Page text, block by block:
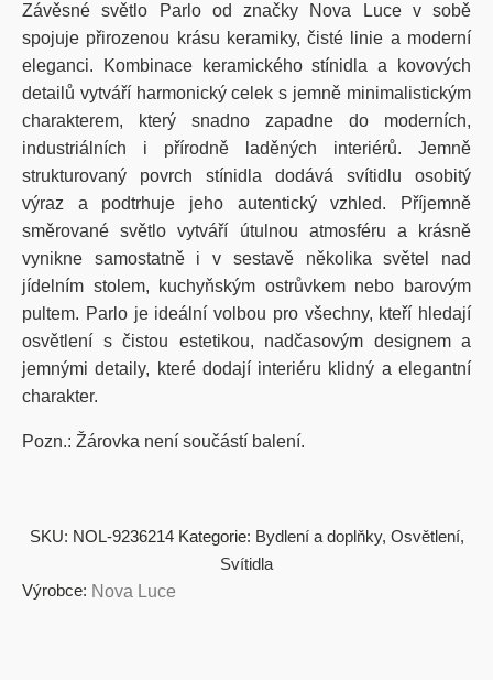
Závěsné světlo Parlo od značky Nova Luce v sobě
spojuje přirozenou krásu keramiky, čisté linie a moderní
eleganci. Kombinace keramického stínidla a kovových
detailů vytváří harmonický celek s jemně minimalistickým
charakterem, který snadno zapadne do moderních,
industriálních i přírodně laděných interiérů. Jemně
strukturovaný povrch stínidla dodává svítidlu osobitý
výraz a podtrhuje jeho autentický vzhled. Příjemně
směrované světlo vytváří útulnou atmosféru a krásně
vynikne samostatně i v sestavě několika světel nad
jídelním stolem, kuchyňským ostrůvkem nebo barovým
pultem. Parlo je ideální volbou pro všechny, kteří hledají
osvětlení s čistou estetikou, nadčasovým designem a
jemnými detaily, které dodají interiéru klidný a elegantní
charakter.
Pozn.: Žárovka není součástí balení.
SKU: NOL-9236214 Kategorie: Bydlení a doplňky, Osvětlení,
Svítidla
Výrobce: Nova Luce